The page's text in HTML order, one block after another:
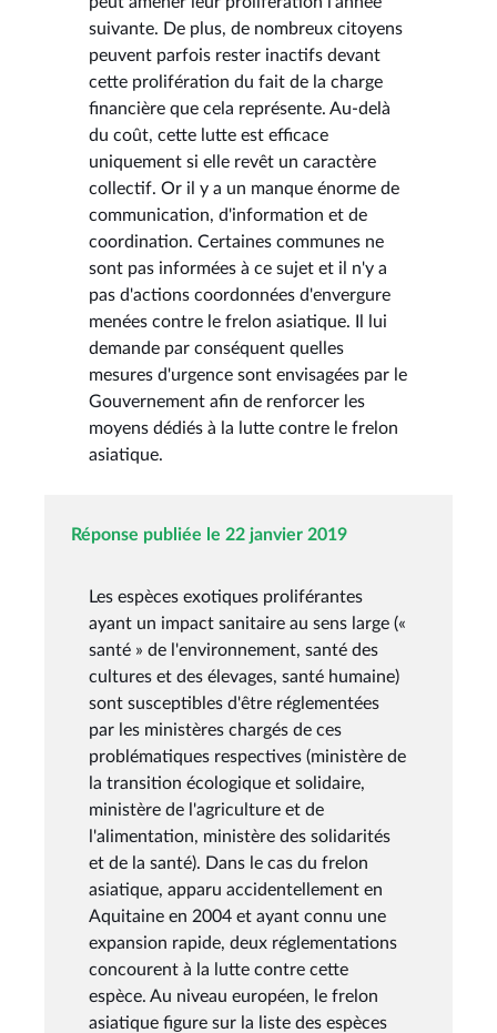
suivante. De plus, de nombreux citoyens
peuvent parfois rester inactifs devant
cette prolifération du fait de la charge
financière que cela représente. Au-delà
du coût, cette lutte est efficace
uniquement si elle revêt un caractère
collectif. Or il y a un manque énorme de
communication, d'information et de
coordination. Certaines communes ne
sont pas informées à ce sujet et il n'y a
pas d'actions coordonnées d'envergure
menées contre le frelon asiatique. Il lui
demande par conséquent quelles
mesures d'urgence sont envisagées par le
Gouvernement afin de renforcer les
moyens dédiés à la lutte contre le frelon
asiatique.
Réponse publiée le 22 janvier 2019
Les espèces exotiques proliférantes
ayant un impact sanitaire au sens large («
santé » de l'environnement, santé des
cultures et des élevages, santé humaine)
sont susceptibles d'être réglementées
par les ministères chargés de ces
problématiques respectives (ministère de
la transition écologique et solidaire,
ministère de l'agriculture et de
l'alimentation, ministère des solidarités
et de la santé). Dans le cas du frelon
asiatique, apparu accidentellement en
Aquitaine en 2004 et ayant connu une
expansion rapide, deux réglementations
concourent à la lutte contre cette
espèce. Au niveau européen, le frelon
asiatique figure sur la liste des espèces